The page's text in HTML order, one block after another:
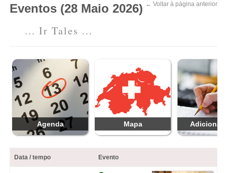
← Voltar à página anterior
Eventos (28 Maio 2026)
... Ir Tales ...
Agenda Mapa Adicionar
Data / tempo Evento